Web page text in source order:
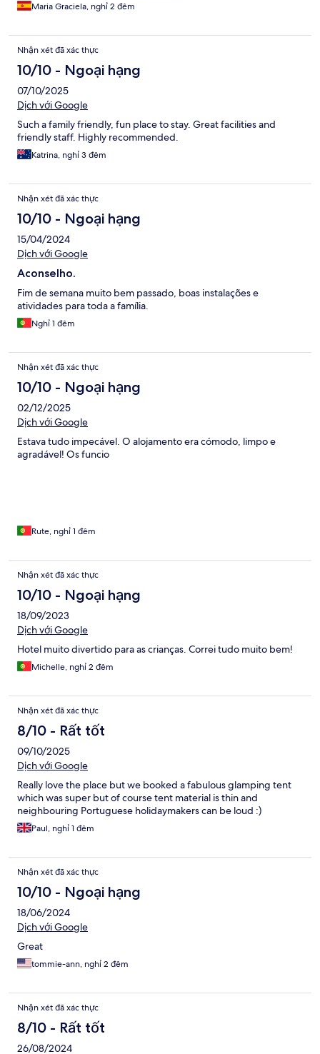
Maria Graciela, nghỉ 2 đêm
Nhận xét đã xác thực
10/10 - Ngoại hạng
07/10/2025
Dịch với Google
Such a family friendly, fun place to stay. Great facilities and
friendly staff. Highly recommended.
Katrina, nghỉ 3 đêm
Nhận xét đã xác thực
10/10 - Ngoại hạng
15/04/2024
Dịch với Google
Aconselho.
Fim de semana muito bem passado, boas instalações e
atividades para toda a família.
Nghỉ 1 đêm
Nhận xét đã xác thực
10/10 - Ngoại hạng
02/12/2025
Dịch với Google
Estava tudo impecável. O alojamento era cómodo, limpo e
agradável! Os funcio
Rute, nghỉ 1 đêm
Nhận xét đã xác thực
10/10 - Ngoại hạng
18/09/2023
Dịch với Google
Hotel muito divertido para as crianças. Correi tudo muito bem!
Michelle, nghỉ 2 đêm
Nhận xét đã xác thực
8/10 - Rất tốt
09/10/2025
Dịch với Google
Really love the place but we booked a fabulous glamping tent
which was super but of course tent material is thin and
neighbouring Portuguese holidaymakers can be loud :)
Paul, nghỉ 1 đêm
Nhận xét đã xác thực
10/10 - Ngoại hạng
18/06/2024
Dịch với Google
Great
tommie-ann, nghỉ 2 đêm
Nhận xét đã xác thực
8/10 - Rất tốt
26/08/2024